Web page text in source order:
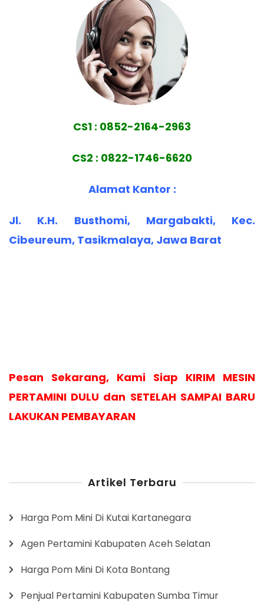
CS1 : 0852-2164-2963
CS2 : 0822-1746-6620
Alamat Kantor :
Jl. K.H. Busthomi, Margabakti, Kec.
Cibeureum, Tasikmalaya, Jawa Barat
Pesan Sekarang, Kami Siap KIRIM MESIN
PERTAMINI DULU dan SETELAH SAMPAI BARU
LAKUKAN PEMBAYARAN
Artikel Terbaru
Harga Pom Mini Di Kutai Kartanegara
Agen Pertamini Kabupaten Aceh Selatan
Harga Pom Mini Di Kota Bontang
Penjual Pertamini Kabupaten Sumba Timur